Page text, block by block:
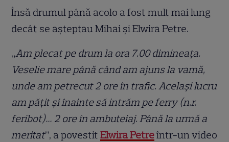
Însă drumul până acolo a fost mult mai lung
decât se așteptau Mihai și Elwira Petre.
„Am plecat pe drum la ora 7.00 dimineața.
Veselie mare până când am ajuns la vamă,
unde am petrecut 2 ore în trafic. Același lucru
am pățit și înainte să intrăm pe ferry (n.r.
feribot)… 2 ore în ambuteiaj. Până la urmă a
meritat”, a povestitElwira Petreîntr-un video